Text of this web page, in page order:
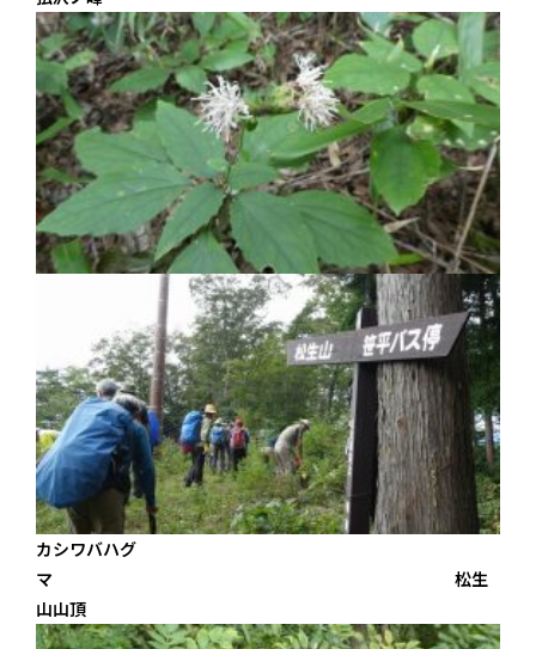
カシワバハグ
マ 松生
山山頂